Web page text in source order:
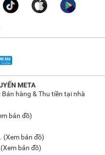
META
hàng & Thu tiền tại nhà
bản đồ)
(Xem bản đồ)
Xem bản đồ)